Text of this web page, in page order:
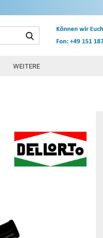
Suche...
WEITERE